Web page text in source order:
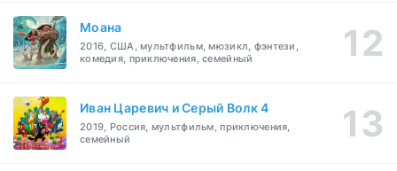
Моана
2016, США, мультфильм, мюзикл, фэнтези,
комедия, приключения, семейный
Иван Царевич и Серый Волк 4
2019, Россия, мультфильм, приключения,
семейный